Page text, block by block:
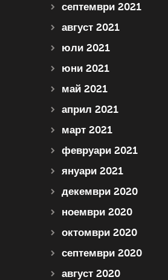
септември 2021
август 2021
юли 2021
юни 2021
май 2021
април 2021
март 2021
февруари 2021
януари 2021
декември 2020
ноември 2020
октомври 2020
септември 2020
август 2020